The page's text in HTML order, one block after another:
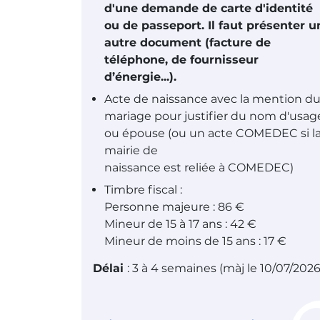
d'une demande de carte d'identité
ou de passeport. Il faut présenter
autre document (facture de
téléphone, de fournisseur
d’énergie...).
Acte de naissance avec la mention du
mariage pour justifier du nom
ou épouse (ou un acte COMEDEC si la
mairie de
naissance est reliée à COMEDEC)
Timbre fiscal :
Personne majeure : 86 €
Mineur de 15 à 17 ans : 42 €
Mineur de moins de 15 ans : 17 €
Délai : 3 à 4 semaines (màj le 10/07/